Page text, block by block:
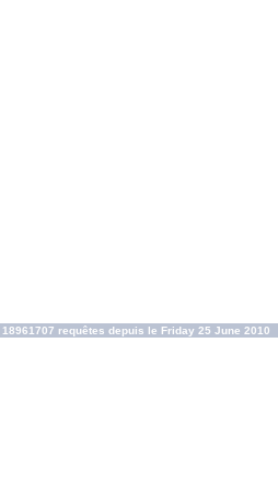
18961707 requêtes depuis le Friday 25 June 2010